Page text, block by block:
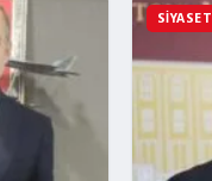
SIYASET